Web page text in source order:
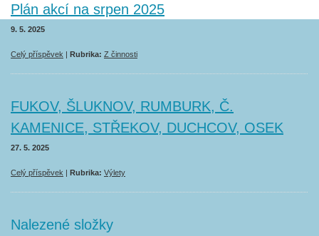
Plán akcí na srpen 2025
9. 5. 2025
Celý příspěvek | Rubrika: Z činnosti
FUKOV, ŠLUKNOV, RUMBURK, Č.
KAMENICE, STŘEKOV, DUCHCOV, OSEK
27. 5. 2025
Celý příspěvek | Rubrika: Výlety
Nalezené složky